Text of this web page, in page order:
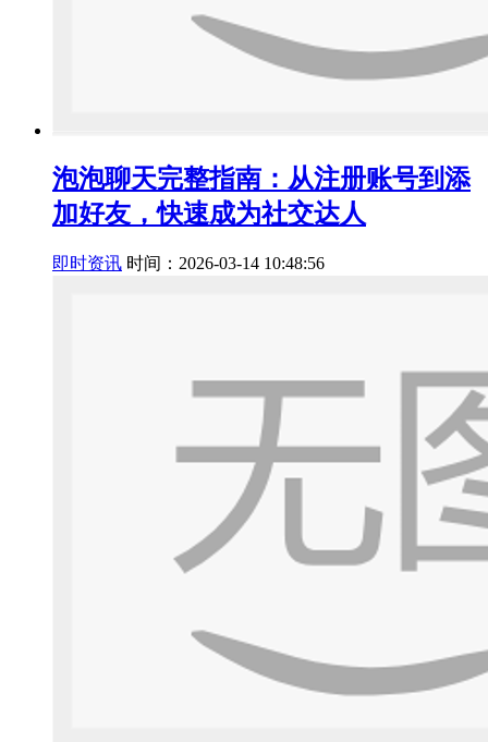
泡泡聊天完整指南：从注册账号到添
加好友，快速成为社交达人
即时资讯 时间：2026-03-14 10:48:56